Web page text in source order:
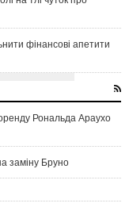
фінансові апетити
Рональда Араухо
заміну Бруно